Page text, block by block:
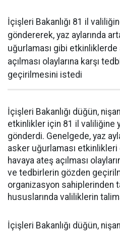
İçişleri Bakanlığı 81 il
göndererek, yaz aylarında
uğurlaması gibi
açılması olaylarına karşı
geçirilmesini istedi
İçişleri Bakanlığı düğün,
etkinlikler için 81 il valiliğine
gönderdi. Genelgede, yaz
asker uğurlaması etkinlikleri
havaya ateş açılması
ve tedbirlerin gözden
organizasyon sahiplerinden
hususlarında valiliklerin
İçişleri Bakanlığı düğün,